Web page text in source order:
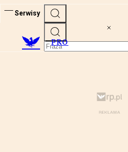
Serwisy
PRO